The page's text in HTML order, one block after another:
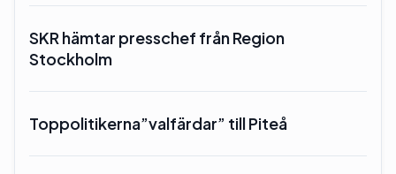
SKR hämtar presschef från Region
Stockholm
Toppolitikerna”valfärdar” till Piteå